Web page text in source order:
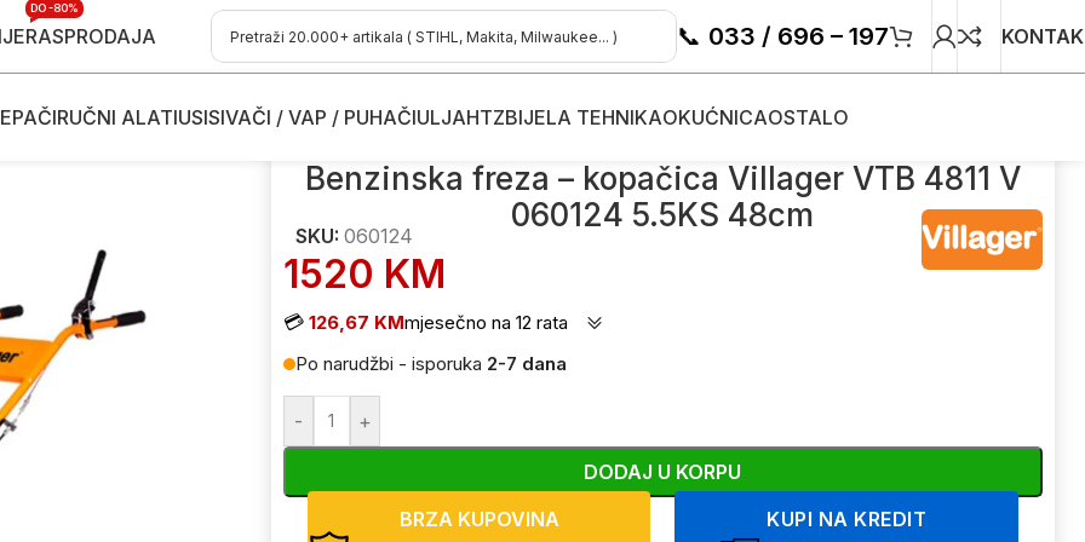
RASPRODAJA
DO -80%
📞 033 / 696 – 197
RUČNI ALATIUSISIVAČI / VAP / PUHAČIULJAHTZBIJELA TEHNIKAOKUĆNICAOSTALO
kopačice Benzinska freza – kopačica Villager VTB 4811 V 060124 5.5KS 48cm
Benzinska freza – kopačica Villager VTB 4811 V
060124 5.5KS 48cm
SKU: 060124
1520 KM
💳 126,67 KMmjesečno na 12 rata
Po narudžbi - isporuka 2-7 dana
- +
DODAJ U KORPU
BRZA KUPOVINA
KUPI NA KREDIT